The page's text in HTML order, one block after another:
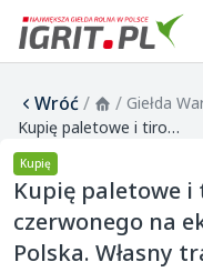
Wróć/ / Giełda
Kupię paletowe i tirowe ilości Pomidora czerwonego na eksport. Kaliber A i B. Cała Polska. Własny transport.
Kupię
Kupię paletowe
czerwonego na
Polska. Własny